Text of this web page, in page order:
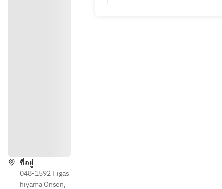
ที่อยู่
048-1592 Higas
hiyama Onsen,